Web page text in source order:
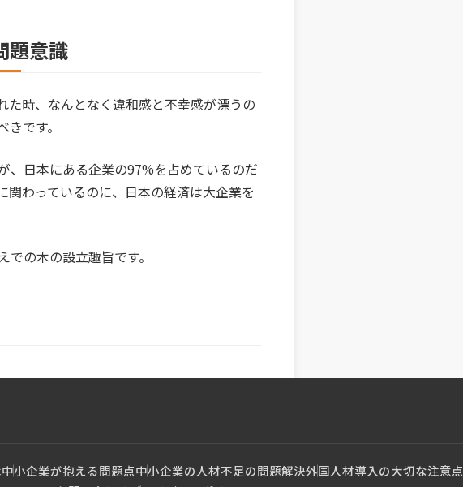
題意識
た時、なんとなく違和感と不幸感が漂うの
です。
、日本にある企業の97%を占めているのだ
関わっているのに、日本の経済は大企業を
の木の設立趣旨です。
中小企業が抱える問題点中小企業の人材不足の問題解決外国人材導入の大切な注意点